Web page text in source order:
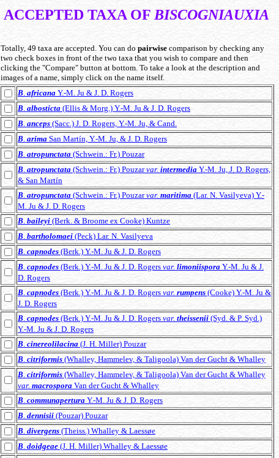
ACCEPTED TAXA OF BISCOGNIAUXIA
Totally, 49 taxa are accepted. You can do pairwise comparison by checking any
two check boxes in front of the two taxa that you wish to compare and then
clicking the "Compare" button at bottom. To take a look at the description and
images of a name, simply click on the name itself.
B. africana Y.-M. Ju & J. D. Rogers
B. albosticta (Ellis & Morg.) Y.-M. Ju & J. D. Rogers
B. anceps (Sacc.) J. D. Rogers, Y.-M. Ju, & Cand.
B. arima San Martín, Y.-M. Ju, & J. D. Rogers
B. atropunctata (Schwein.: Fr.) Pouzar
B. atropunctata (Schwein.: Fr.) Pouzarvar. intermedia Y.-M. Ju, J. D. Rogers,
& San Martín
B. atropunctata (Schwein.: Fr.) Pouzarvar. maritima (Lar. N. Vasilyeva) Y.-
M. Ju & J. D. Rogers
B. baileyi (Berk. & Broome ex Cooke) Kuntze
B. bartholomaei (Peck) Lar. N. Vasilyeva
B. capnodes (Berk.) Y.-M. Ju & J. D. Rogers
B. capnodes (Berk.) Y.-M. Ju & J. D. Rogers var. limoniispora Y.-M. Ju & J.
D. Rogers
B. capnodes (Berk.) Y.-M. Ju & J. D. Rogers var. rumpens (Cooke) Y.-M. Ju &
J. D. Rogers
B. capnodes (Berk.) Y.-M. Ju & J. D. Rogers var. theissenii (Syd. & P. Syd.)
Y.-M. Ju & J. D. Rogers
B. cinereolilacina (J. H. Miller) Pouzar
B. citriformis (Whalley, Hammelev, & Taligoola) Van der Gucht & Whalley
B. citriformis (Whalley, Hammelev, & Taligoola) Van der Gucht & Whalley
var. macrospora Van der Gucht & Whalley
B. communapertura Y.-M. Ju & J. D. Rogers
B. dennisii (Pouzar) Pouzar
B. divergens (Theiss.) Whalley & Laessøe
B. doidgeae (J. H. Miller) Whalley & Laessøe